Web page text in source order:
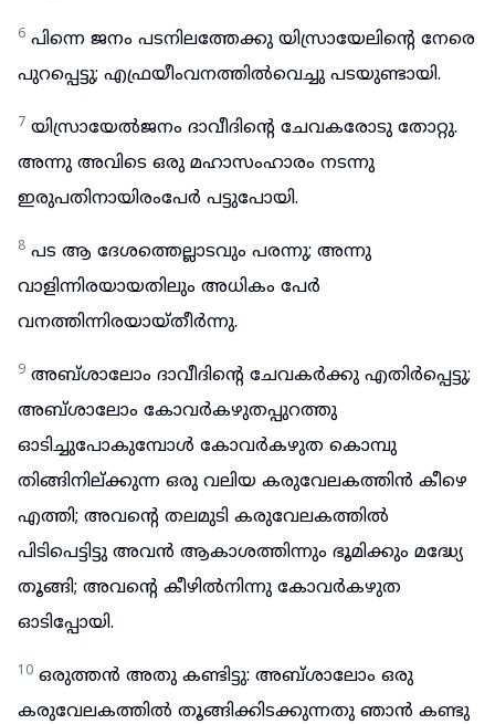
6 പിന്നെ ജനം പടനിലത്തേക്കു യിസ്രായേലിന്റെ നേരെ
പുറപ്പെട്ടു; എഫ്രയീംവനത്തിൽവെച്ചു പടയുണ്ടായി.
7 യിസ്രായേൽജനം ദാവീദിന്റെ ചേവകരോടു തോറ്റു.
അന്നു അവിടെ ഒരു മഹാസംഹാരം നടന്നു
ഇരുപതിനായിരംപേർ പട്ടുപോയി.
8 പട ആ ദേശത്തെല്ലാടവും പരന്നു; അന്നു
വാളിന്നിരയായതിലും അധികം പേർ
വനത്തിന്നിരയായ്തീർന്നു.
9 അബ്ശാലോം ദാവീദിന്റെ ചേവകർക്കു എതിർപ്പെട്ടു;
അബ്ശാലോം കോവർകഴുതപ്പുറത്തു
ഓടിച്ചുപോകുമ്പോൾ കോവർകഴുത കൊമ്പു
തിങ്ങിനില്ക്കുന്ന ഒരു വലിയ കരുവേലകത്തിൻ കീഴെ
എത്തി; അവന്റെ തലമുടി കരുവേലകത്തിൽ
പിടിപെട്ടിട്ടു അവൻ ആകാശത്തിന്നും ഭൂമിക്കും മദ്ധ്യേ
തൂങ്ങി; അവന്റെ കീഴിൽനിന്നു കോവർകഴുത
ഓടിപ്പോയി.
10 ഒരുത്തൻ അതു കണ്ടിട്ടു: അബ്ശാലോം ഒരു
കരുവേലകത്തിൽ തൂങ്ങിക്കിടക്കുന്നതു ഞാൻ കണ്ടു